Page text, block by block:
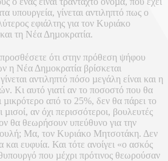
υπουργεία, γίνεται αντιληπτό πως ο
εφιάλτης για τον Κυριάκο
τη Νέα Δηµοκρατία.
ότι στην πρόθεση ψήφου
η Νέα Δηµοκρατία βρίσκεται
αντιληπτό πόσο µεγάλη είναι και η
Κι αυτό γιατί αν το ποσοστό που θα
µικρότερο από το 25%, δεν θα πάρει το
αν όχι περισσότεροι, βουλευτές
θα θεωρήσουν υπεύθυνο για την
Μα, τον Κυριάκο Μητσοτάκη. Δεν
και ευφυία. Και τότε ανοίγει «ο ασκός
που µέχρι πρότινος θεωρούσαν